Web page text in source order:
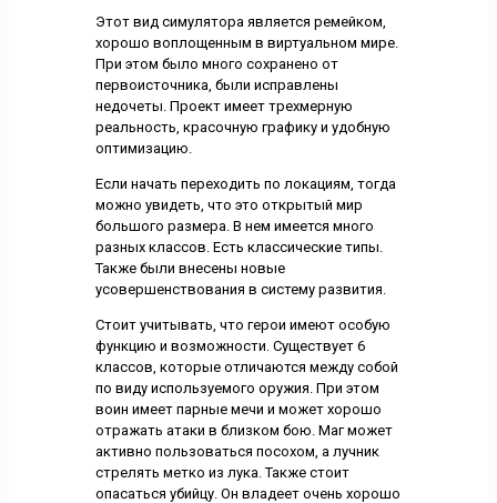
Этот вид симулятора является ремейком,
хорошо воплощенным в виртуальном мире.
При этом было много сохранено от
первоисточника, были исправлены
недочеты. Проект имеет трехмерную
реальность, красочную графику и удобную
оптимизацию.
Если начать переходить по локациям, тогда
можно увидеть, что это открытый мир
большого размера. В нем имеется много
разных классов. Есть классические типы.
Также были внесены новые
усовершенствования в систему развития.
Стоит учитывать, что герои имеют особую
функцию и возможности. Существует 6
классов, которые отличаются между собой
по виду используемого оружия. При этом
воин имеет парные мечи и может хорошо
отражать атаки в близком бою. Маг может
активно пользоваться посохом, а лучник
стрелять метко из лука. Также стоит
опасаться убийцу. Он владеет очень хорошо